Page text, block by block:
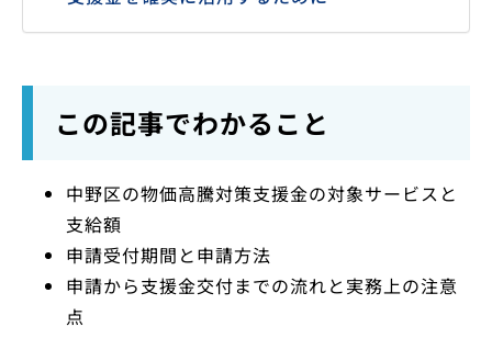
この記事でわかること
中野区の物価高騰対策支援金の対象サービスと
支給額
申請受付期間と申請方法
申請から支援金交付までの流れと実務上の注意
点